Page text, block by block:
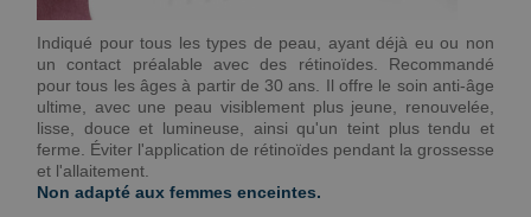
Indiqué pour tous les types de peau, ayant déjà eu ou non
un contact préalable avec des rétinoïdes. Recommandé
pour tous les âges à partir de 30 ans. Il offre le soin anti-âge
ultime, avec une peau visiblement plus jeune, renouvelée,
lisse, douce et lumineuse, ainsi qu'un teint plus tendu et
ferme. Éviter l'application de rétinoïdes pendant la grossesse
et l'allaitement.
Non adapté aux femmes enceintes.